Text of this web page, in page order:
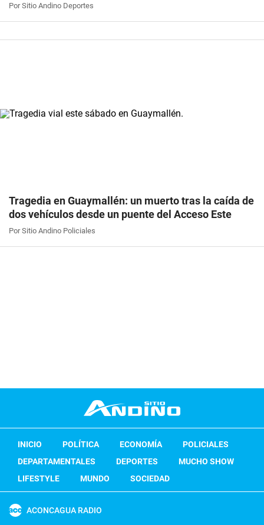
Por Sitio Andino Deportes
Tragedia en Guaymallén: un muerto tras la caída de
dos vehículos desde un puente del Acceso Este
Por Sitio Andino Policiales
INICIO POLÍTICA ECONOMÍA
POLICIALES
DEPARTAMENTALES
DEPORTES
MUCHO SHOW
LIFESTYLE
MUNDO SOCIEDAD
ACONCAGUA RADIO